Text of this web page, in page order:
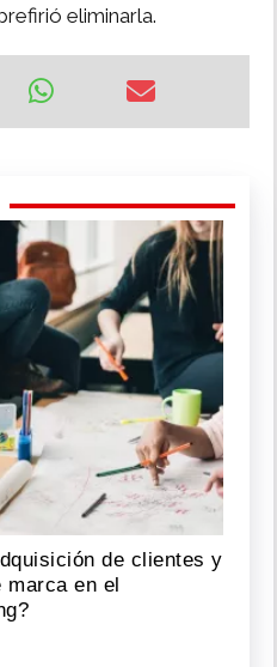
eliminarla.
de clientes y
marca en el